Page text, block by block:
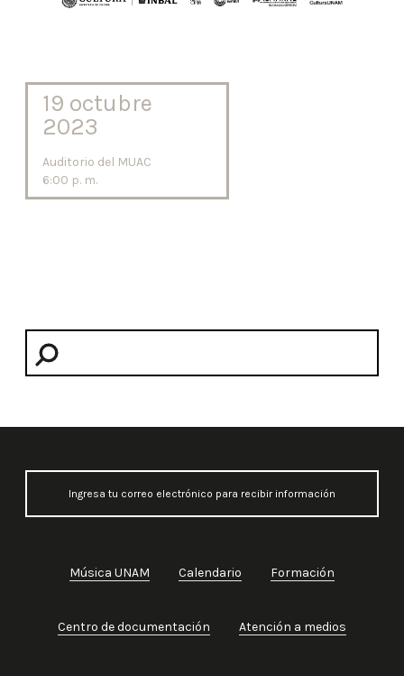
19 octubre
2023
Auditorio del MUAC
6:00 p. m.
Música UNAM Calendario Formación
Centro de documentación Atención a medios